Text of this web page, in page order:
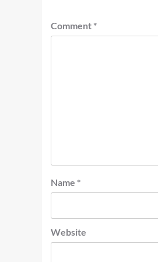
Comment *
Name *
Website